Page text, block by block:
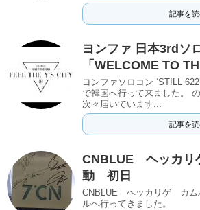
記事を
ヨンファ 日本3rdソ
「WELCOME TO
ヨンファソロコン ‘STILL
で韓国へ行って来ました。
次々届いています...
記事を
CNBLUE ヘッカ
動 初日
CNBLUE ヘッカリゲ カム
ルへ行ってきました。